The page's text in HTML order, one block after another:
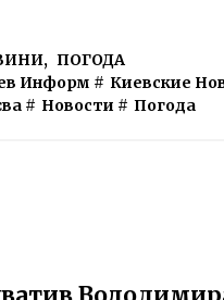
, ПОГОДА
Информ # Киевские
# Новости # Погода